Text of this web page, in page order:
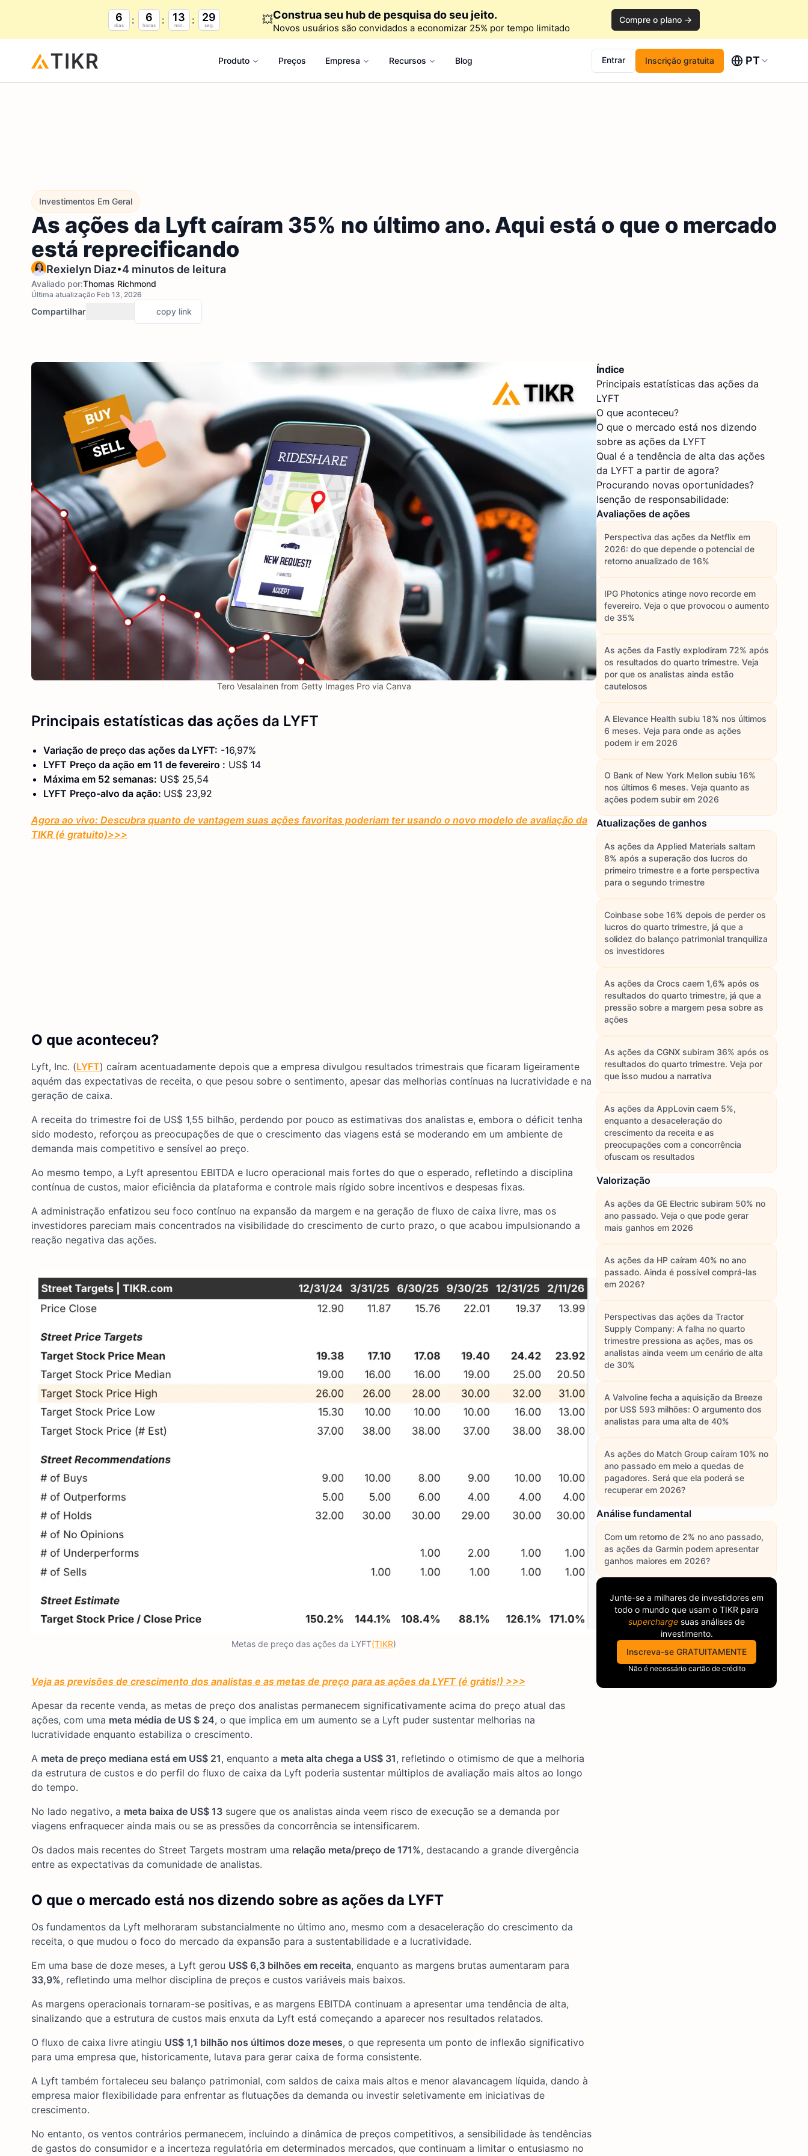
6
dias
6
horas
13
min.
28
seg. 💥Construa seu hub de pesquisa do seu jeito.
Novos usuários são convidados a economizar 25% por tempo limitado
Compre o plano →
Produto Preços Empresa Recursos Blog Entrar Inscrição gratuita PT
Investimentos Em Geral
As ações da Lyft caíram 35% no último ano. Aqui está o que o mercado
está reprecificando
Rexielyn Diaz•4 minutos de leitura
Avaliado por:Thomas Richmond
Última atualização Feb 13, 2026
Compartilhar copy link
Tero Vesalainen from Getty Images Pro via Canva
Principais estatísticas das ações da LYFT
Variação de preço das ações da LYFT: -16,97%
LYFT Preço da ação em 11 de fevereiro : US$ 14
Máxima em 52 semanas: US$ 25,54
LYFT Preço-alvo da ação: US$ 23,92
Agora ao vivo: Descubra quanto de vantagem suas ações favoritas poderiam ter usando o novo modelo de avaliação da
TIKR (é gratuito)>>>
O que aconteceu?
Lyft, Inc. (LYFT) caíram acentuadamente depois que a empresa divulgou resultados trimestrais que ficaram ligeiramente
aquém das expectativas de receita, o que pesou sobre o sentimento, apesar das melhorias contínuas na lucratividade e na
geração de caixa.
A receita do trimestre foi de US$ 1,55 bilhão, perdendo por pouco as estimativas dos analistas e, embora o déficit tenha
sido modesto, reforçou as preocupações de que o crescimento das viagens está se moderando em um ambiente de
demanda mais competitivo e sensível ao preço.
Ao mesmo tempo, a Lyft apresentou EBITDA e lucro operacional mais fortes do que o esperado, refletindo a disciplina
contínua de custos, maior eficiência da plataforma e controle mais rígido sobre incentivos e despesas fixas.
A administração enfatizou seu foco contínuo na expansão da margem e na geração de fluxo de caixa livre, mas os
investidores pareciam mais concentrados na visibilidade do crescimento de curto prazo, o que acabou impulsionando a
reação negativa das ações.
Metas de preço das ações da LYFT(TIKR)
Veja as previsões de crescimento dos analistas e as metas de preço para as ações da LYFT (é grátis!) >>>
Apesar da recente venda, as metas de preço dos analistas permanecem significativamente acima do preço atual das
ações, com uma meta média de US $ 24, o que implica em um aumento se a Lyft puder sustentar melhorias na
lucratividade enquanto estabiliza o crescimento.
A meta de preço mediana está em US$ 21, enquanto a meta alta chega a US$ 31, refletindo o otimismo de que a melhoria
da estrutura de custos e do perfil do fluxo de caixa da Lyft poderia sustentar múltiplos de avaliação mais altos ao longo
do tempo.
No lado negativo, a meta baixa de US$ 13 sugere que os analistas ainda veem risco de execução se a demanda por
viagens enfraquecer ainda mais ou se as pressões da concorrência se intensificarem.
Os dados mais recentes do Street Targets mostram uma relação meta/preço de 171%, destacando a grande divergência
entre as expectativas da comunidade de analistas.
O que o mercado está nos dizendo sobre as ações da LYFT
Os fundamentos da Lyft melhoraram substancialmente no último ano, mesmo com a desaceleração do crescimento da
receita, o que mudou o foco do mercado da expansão para a sustentabilidade e a lucratividade.
Em uma base de doze meses, a Lyft gerou US$ 6,3 bilhões em receita, enquanto as margens brutas aumentaram para
33,9%, refletindo uma melhor disciplina de preços e custos variáveis mais baixos.
As margens operacionais tornaram-se positivas, e as margens EBITDA continuam a apresentar uma tendência de alta,
sinalizando que a estrutura de custos mais enxuta da Lyft está começando a aparecer nos resultados relatados.
O fluxo de caixa livre atingiu US$ 1,1 bilhão nos últimos doze meses, o que representa um ponto de inflexão significativo
para uma empresa que, historicamente, lutava para gerar caixa de forma consistente.
A Lyft também fortaleceu seu balanço patrimonial, com saldos de caixa mais altos e menor alavancagem líquida, dando à
empresa maior flexibilidade para enfrentar as flutuações da demanda ou investir seletivamente em iniciativas de
crescimento.
No entanto, os ventos contrários permanecem, incluindo a dinâmica de preços competitivos, a sensibilidade às tendências
de gastos do consumidor e a incerteza regulatória em determinados mercados, que continuam a limitar o entusiasmo no
Índice
Principais estatísticas das ações da
LYFT
O que aconteceu?
O que o mercado está nos dizendo
sobre as ações da LYFT
Qual é a tendência de alta das ações
da LYFT a partir de agora?
Procurando novas oportunidades?
Isenção de responsabilidade:
Avaliações de ações
Perspectiva das ações da Netflix em
2026: do que depende o potencial de
retorno anualizado de 16%
IPG Photonics atinge novo recorde em
fevereiro. Veja o que provocou o aumento
de 35%
As ações da Fastly explodiram 72% após
os resultados do quarto trimestre. Veja
por que os analistas ainda estão
cautelosos
A Elevance Health subiu 18% nos últimos
6 meses. Veja para onde as ações
podem ir em 2026
O Bank of New York Mellon subiu 16%
nos últimos 6 meses. Veja quanto as
ações podem subir em 2026
Atualizações de ganhos
As ações da Applied Materials saltam
8% após a superação dos lucros do
primeiro trimestre e a forte perspectiva
para o segundo trimestre
Coinbase sobe 16% depois de perder os
lucros do quarto trimestre, já que a
solidez do balanço patrimonial tranquiliza
os investidores
As ações da Crocs caem 1,6% após os
resultados do quarto trimestre, já que a
pressão sobre a margem pesa sobre as
ações
As ações da CGNX subiram 36% após os
resultados do quarto trimestre. Veja por
que isso mudou a narrativa
As ações da AppLovin caem 5%,
enquanto a desaceleração do
crescimento da receita e as
preocupações com a concorrência
ofuscam os resultados
Valorização
As ações da GE Electric subiram 50% no
ano passado. Veja o que pode gerar
mais ganhos em 2026
As ações da HP caíram 40% no ano
passado. Ainda é possível comprá-las
em 2026?
Perspectivas das ações da Tractor
Supply Company: A falha no quarto
trimestre pressiona as ações, mas os
analistas ainda veem um cenário de alta
de 30%
A Valvoline fecha a aquisição da Breeze
por US$ 593 milhões: O argumento dos
analistas para uma alta de 40%
As ações do Match Group caíram 10% no
ano passado em meio a quedas de
pagadores. Será que ela poderá se
recuperar em 2026?
Análise fundamental
Com um retorno de 2% no ano passado,
as ações da Garmin podem apresentar
ganhos maiores em 2026?
Junte-se a milhares de investidores em
todo o mundo que usam o TIKR para
supercharge suas análises de
investimento.
Inscreva-se GRATUITAMENTE
Não é necessário cartão de crédito